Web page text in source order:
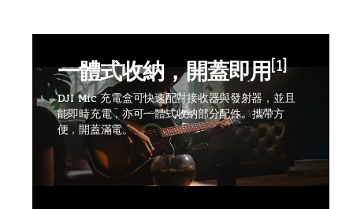
一體式收納，開蓋即用[1]
DJI Mic 充電盒可快速配對接收器與發射器，並且
能即時充電，亦可一體式收納部分配件。攜帶方
便，開蓋滿電。